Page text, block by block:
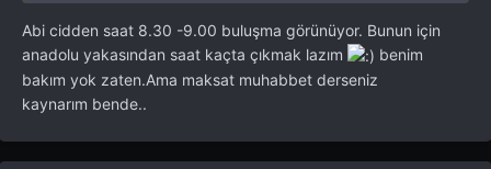
Abi cidden saat 8.30 -9.00 buluşma görünüyor. Bunun için
anadolu yakasından saat kaçta çıkmak lazım
benim
bakım yok zaten.Ama maksat muhabbet derseniz
kaynarım bende..